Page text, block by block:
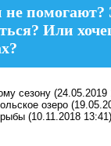
не помогают?
Или
сезону (24.05.2019
озеро
рыбы (10.11.2018 13:41)